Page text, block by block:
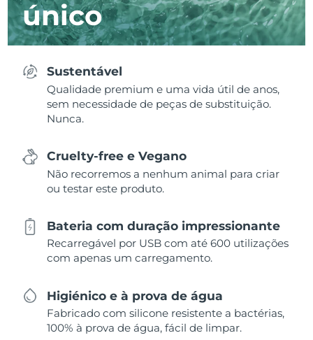
único
Sustentável
Qualidade premium e uma vida útil de anos,
sem necessidade de peças de substituição.
Nunca.
Cruelty-free e Vegano
Não recorremos a nenhum animal para criar
ou testar este produto.
Bateria com duração impressionante
Recarregável por USB com até 600 utilizações
com apenas um carregamento.
Higiénico e à prova de água
Fabricado com silicone resistente a bactérias,
100% à prova de água, fácil de limpar.